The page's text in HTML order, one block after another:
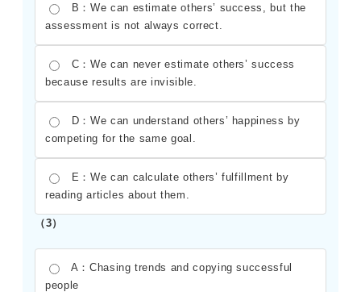
B：We can estimate others’ success, but the
assessment is not always correct.
C：We can never estimate others’ success
because results are invisible.
D：We can understand others’ happiness by
competing for the same goal.
E：We can calculate others’ fulfillment by
reading articles about them.
（3）
A：Chasing trends and copying successful
people